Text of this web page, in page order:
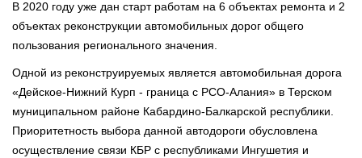
В 2020 году уже дан старт работам на 6 объектах ремонта и 2
объектах реконструкции автомобильных дорог общего
пользования регионального значения.
Одной из реконструируемых является автомобильная дорога
«Дейское-Нижний Курп - граница с РСО-Алания» в Терском
муниципальном районе Кабардино-Балкарской республики.
Приоритетность выбора данной автодороги обусловлена
осуществление связи КБР с республиками Ингушетия и